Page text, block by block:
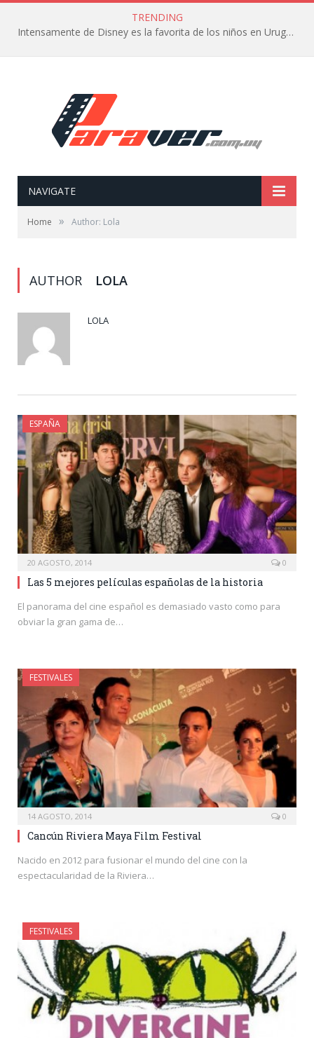
TRENDING
Intensamente de Disney es la favorita de los niños en Uruguay
NAVIGATE
Home » Author: Lola
AUTHOR LOLA
LOLA
ESPAÑA
20 AGOSTO, 2014 0
Las 5 mejores películas españolas de la historia
El panorama del cine español es demasiado vasto como para
obviar la gran gama de…
FESTIVALES
14 AGOSTO, 2014 0
Cancún Riviera Maya Film Festival
Nacido en 2012 para fusionar el mundo del cine con la
espectacularidad de la Riviera…
FESTIVALES